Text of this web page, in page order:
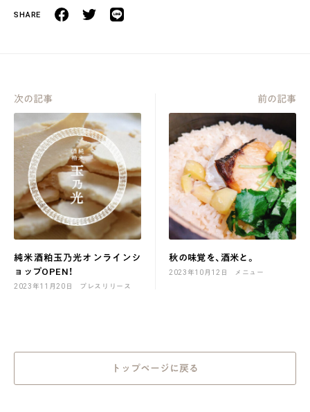
次の記事
純米酒粕玉乃光オンラインシ
ョップOPEN！
2023年11月20日 プレスリリース
前の記事
秋の味覚を、酒米と。
2023年10月12日 メニュー
トップページに戻る